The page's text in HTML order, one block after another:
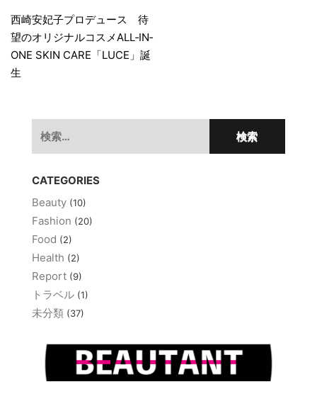
稿
ナ
ビ
西崎安妃子プロデュース 待
望のオリジナルコスメALL‐IN‐
ONE SKIN CARE「LUCE」誕
生
索:
CATEGORIES
Beauty (10)
Fashion (20)
Food (2)
Health (2)
Report (9)
トラベル (1)
未分類 (37)